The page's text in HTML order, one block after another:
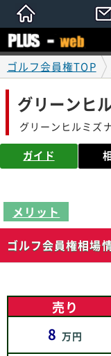
ゴルフ会員権TOP
グリーンヒ
グリーンヒルミズ
ガイド
メリット
ゴルフ会員権相場
売り
8 万円